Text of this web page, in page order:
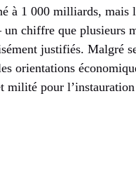
à 1 000 milliards, mais
chiffre que plusieurs
justifiés. Malgré
orientations
pour l’instauration